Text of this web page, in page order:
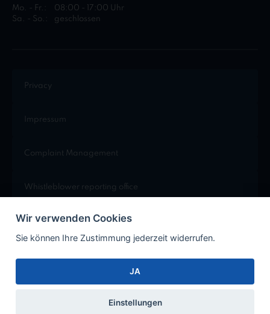
Mo. - Fr.:
08:00 - 17:00 Uhr
Sa. - So.:
geschlossen
Privacy
Impressum
Complaint Management
Whistleblower reporting office
Cookie Einstellungen
Wir verwenden Cookies
Sie können Ihre Zustimmung jederzeit widerrufen.
JA
Einstellungen